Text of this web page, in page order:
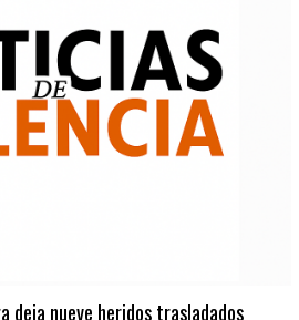
deja nueve heridos trasladados